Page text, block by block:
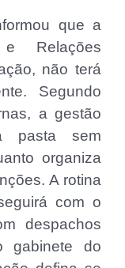
que a
Relações
não terá
Segundo
a gestão
pasta sem
organiza
A rotina
com o
despachos
gabinete do